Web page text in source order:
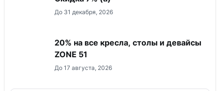
До 31 декабря, 2026
20% на все кресла, столы и девайсы
ZONE 51
До 17 августа, 2026